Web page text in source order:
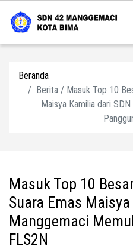
Beranda
Berita / Masuk Top 10
Maisya Kamilia dari
Masuk Top 10
Suara Emas
Manggemaci
FLS2N